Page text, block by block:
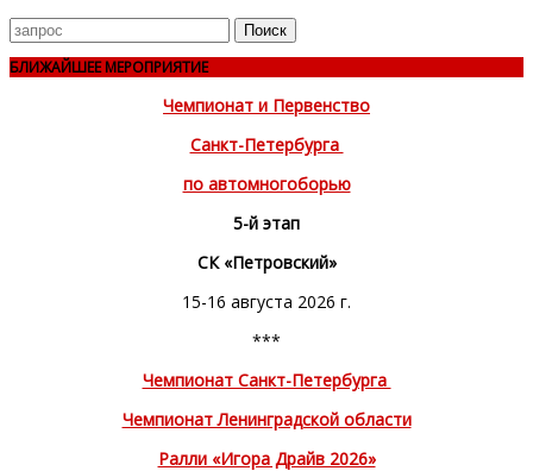
Поиск
для
БЛИЖАЙШЕЕ МЕРОПРИЯТИЕ
Чемпионат и Первенство
Санкт-Петербурга
по автомногоборью
5-й этап
СК «Петровский»
15-16 августа 2026 г.
***
Чемпионат Санкт-Петербурга
Чемпионат Ленинградской области
Ралли «Игора Драйв 2026»